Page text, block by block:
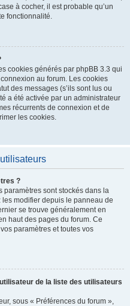
à cocher, il est probable qu’un
fonctionnalité.
cookies générés par phpBB 3.3 qui
au forum. Les cookies
des messages (s’ils sont lus ou
a été activée par un administrateur
récurrents de connexion et de
les cookies.
?
paramètres sont stockés dans la
modifier depuis le panneau de
se trouve généralement en
haut des pages du forum. Ce
paramètres et toutes vos
de la liste des utilisateurs
sous « Préférences du forum »,